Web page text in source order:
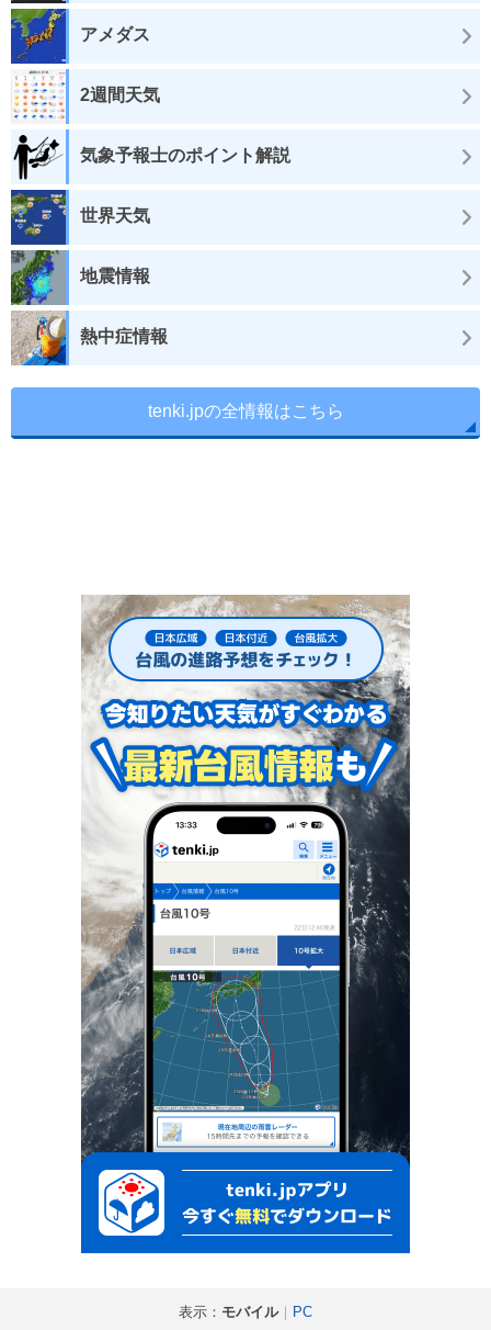
アメダス
2週間天気
気象予報士のポイント解説
世界天気
地震情報
熱中症情報
tenki.jpの全情報はこちら
表示： モバイル｜
PC